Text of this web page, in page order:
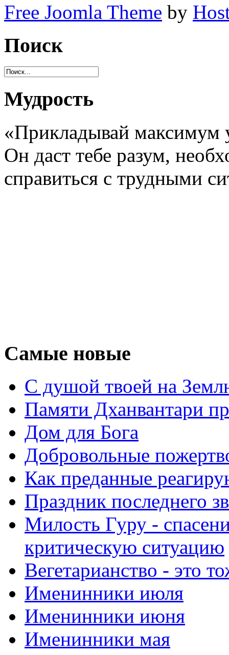
Free Joomla Theme by
Поиск
Мудрость
«Прикладывай
Он даст тебе разум,
справиться с трудными
Самые новые
С душой твоей на
Памяти Дханвантари
Дом для Бога
Добровольные
Как преданные
Праздник последнего
Милость Гуру -
критическую ситуацию
Вегетарианство - это
Именинники июля
Именинники июня
Именинники мая